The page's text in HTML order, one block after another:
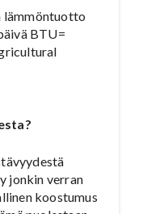
lämmöntuotto
BTU=
jonkin verran
koostumus